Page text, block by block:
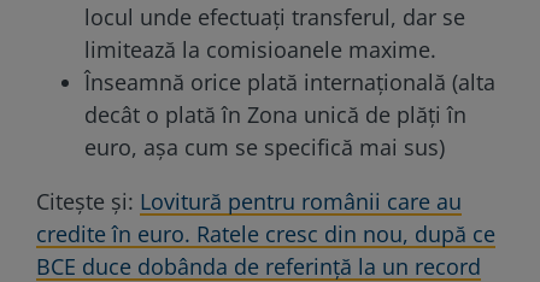
locul unde efectuați transferul, dar se
limitează la comisioanele maxime.
Înseamnă orice plată internațională (alta
decât o plată în Zona unică de plăți în
euro, așa cum se specifică mai sus)
Citeşte şi: Lovitură pentru românii care au
credite în euro. Ratele cresc din nou, după ce
BCE duce dobânda de referință la un record